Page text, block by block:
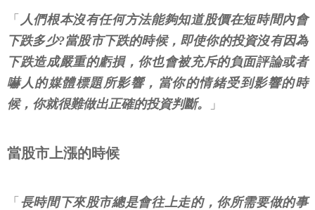
「 人們根本沒有任何方法能夠知道股價在短時間內會
下跌多少?當股市下跌的時候，即使你的投資沒有因為
下跌造成嚴重的虧損，你也會被充斥的負面評論或者
嚇人的媒體標題所影響，當你的情緒受到影響的時
候，你就很難做出正確的投資判斷。
」
當股市上漲的時候
「 長時間下來股市總是會往上走的，你所需要做的事